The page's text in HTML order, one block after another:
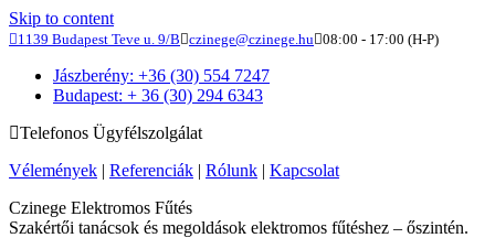
Skip to content
1139 Budapest Teve u. 9/B czinege@czinege.hu 08:00 - 17:00 (H-P)
Jászberény: +36 (30) 554 7247
Budapest: + 36 (30) 294 6343
Telefonos Ügyfélszolgálat
Vélemények | Referenciák | Rólunk | Kapcsolat
Czinege Elektromos Fűtés
Szakértői tanácsok és megoldások elektromos fűtéshez – őszintén.